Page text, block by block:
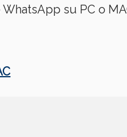
su PC o